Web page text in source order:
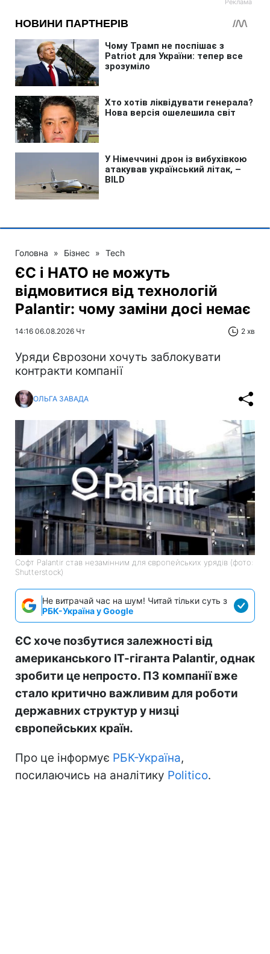
Головна » Бізнес » Tech
ЄС і НАТО не можуть
відмовитися від технологій
Palantir: чому заміни досі немає
14:16 06.08.2026 Чт 2 хв
Уряди Єврозони хочуть заблокувати
контракти компанії
ОЛЬГА ЗАВАДА
Софт Palantir став незамінним для європейських урядів (фото:
Shutterstock)
Не витрачай час на шум! Читай тільки суть з
РБК-Україна у Google
ЄС хоче позбутися залежності від
американського ІТ-гіганта Palantir, однак
зробити це непросто. ПЗ компанії вже
стало критично важливим для роботи
державних структур у низці
європейських країн.
Про це інформує РБК-Україна,
посилаючись на аналітику Politico.